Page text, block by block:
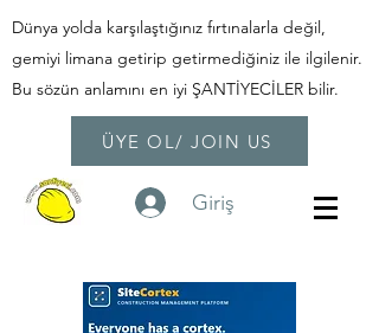
Dünya yolda karşılaştığınız fırtınalarla değil,
gemiyi limana getirip getirmediğiniz ile ilgilenir.
Bu sözün anlamını en iyi ŞANTİYECİLER bilir.
ÜYE OL/ JOIN US
Giriş